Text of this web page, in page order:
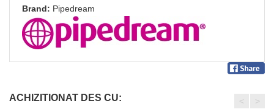
Brand: Pipedream
ACHIZITIONAT DES CU: < >